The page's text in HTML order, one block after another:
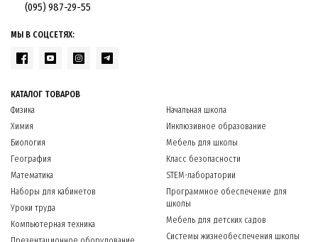
(095) 987-29-55
МЫ В СОЦСЕТЯХ:
КАТАЛОГ ТОВАРОВ
Физика
Химия
Биология
География
Математика
Наборы для кабинетов
Уроки труда
Компьютерная техника
Начальная школа
Инклюзивное образование
Мебель для школы
Класс безопасности
STEM-лаборатории
Программное обеспечение для
школы
Мебель для детских садов
Системы жизнеобеспечения школы